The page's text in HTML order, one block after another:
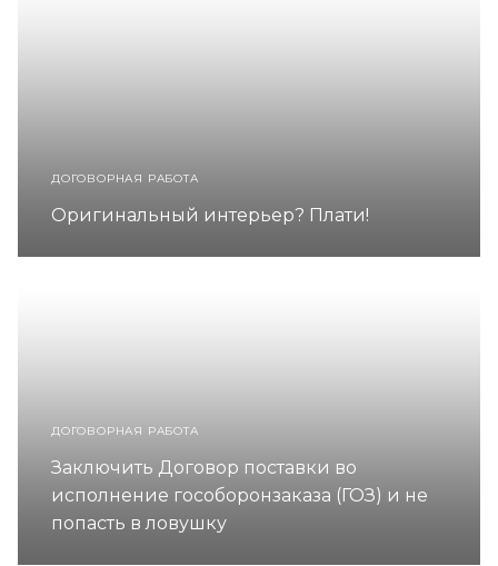
ДОГОВОРНАЯ РАБОТА
Оригинальный интерьер? Плати!
ДОГОВОРНАЯ РАБОТА
Заключить Договор поставки во
исполнение гособоронзаказа (ГОЗ) и не
попасть в ловушку